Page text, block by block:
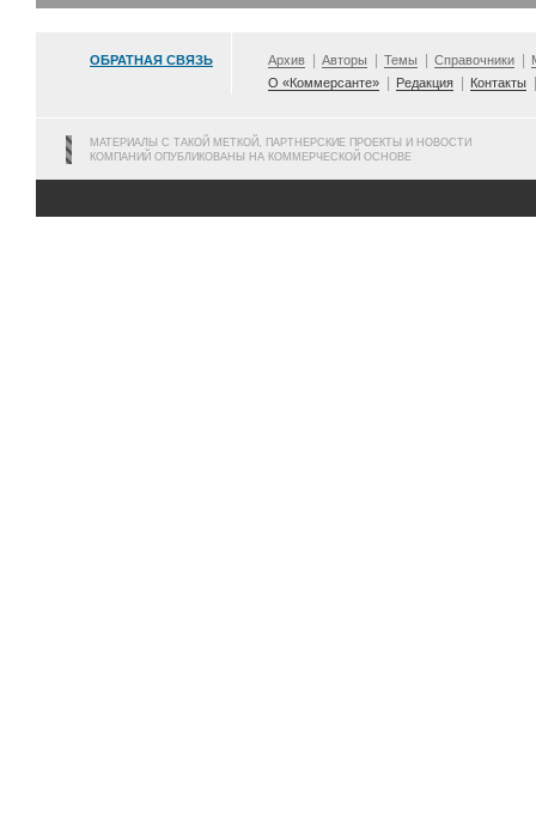
ОБРАТНАЯ СВЯЗЬ Архив Авторы Темы Справочники
О «Коммерсанте»
Редакция Контакты
МАТЕРИАЛЫ С ТАКОЙ МЕТКОЙ, ПАРТНЕРСКИЕ ПРОЕКТЫ И НОВОСТИ
КОМПАНИЙ ОПУБЛИКОВАНЫ НА КОММЕРЧЕСКОЙ ОСНОВЕ